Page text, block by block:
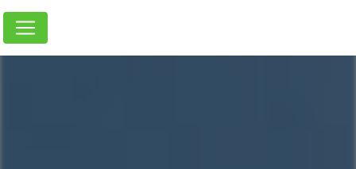
Panneau de gestion des cookies